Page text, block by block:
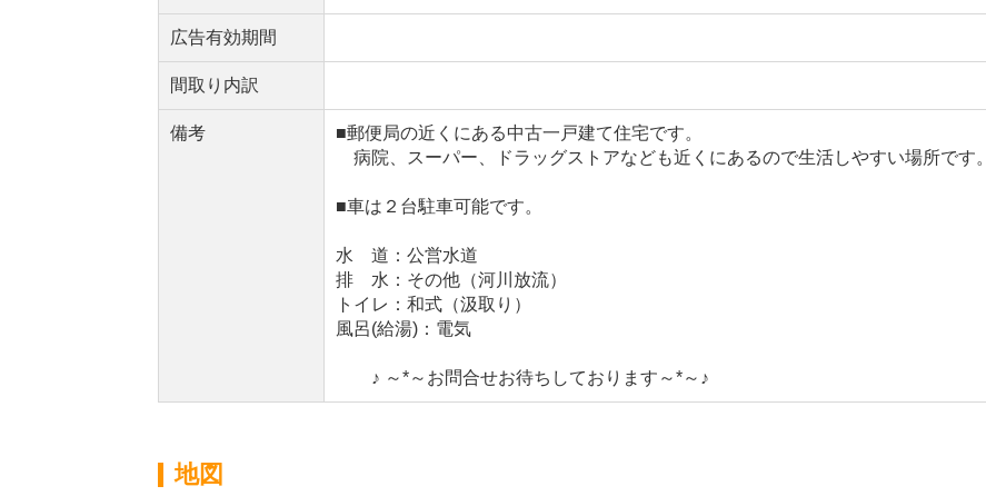
広告有効期間
間取り内訳
備考
■郵便局の近くにある中古一戸建て住宅です。
病院、スーパー、ドラッグストアなども近くにあるので生活しやすい場所です。
■車は２台駐車可能です。
水 道：公営水道
排 水：その他（河川放流）
トイレ：和式（汲取り）
風呂(給湯)：電気
♪ ～*～お問合せお待ちしております～*～♪
地図